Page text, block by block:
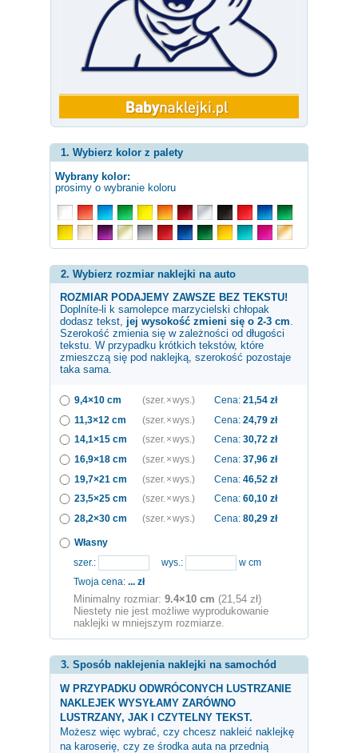
1. Wybierz kolor z palety
Wybrany kolor:
prosimy o wybranie koloru
2. Wybierz rozmiar naklejki na auto
ROZMIAR PODAJEMY ZAWSZE BEZ TEKSTU!
Doplníte-li k samolepce marzycielski chłopak
dodasz tekst, jej wysokość zmieni się o 2-3 cm
Szerokość zmienia się w zależności od długości
tekstu. W przypadku krótkich tekstów, które
zmieszczą się pod naklejką, szerokość pozostaje
taka sama.
9,4×10 cm (szer. × wys.) Cena: 21,54 zł
11,3×12 cm
(szer. × wys.) Cena: 24,79 zł
14,1×15 cm
(szer. × wys.) Cena: 30,72 zł
16,9×18 cm
(szer. × wys.) Cena: 37,96 zł
19,7×21 cm
(szer. × wys.) Cena: 46,52 zł
23,5×25 cm
(szer. × wys.) Cena: 60,10 zł
28,2×30 cm
(szer. × wys.) Cena: 80,29 zł
Własny
szer.:
wys.:
w cm
Twoja cena: ... zł
Minimalny rozmiar: 9.4×10 cm (21,54 zł)
Niestety nie jest możliwe wyprodukowanie
naklejki w mniejszym rozmiarze.
3. Sposób naklejenia naklejki na samochód
W PRZYPADKU ODWRÓCONYCH LUSTRZANIE
NAKLEJEK WYSYŁAMY ZARÓWNO
LUSTRZANY, JAK I CZYTELNY TEKST.
Możesz więc wybrać, czy chcesz nakleić naklejkę
na karoserię, czy ze środka auta na przednią